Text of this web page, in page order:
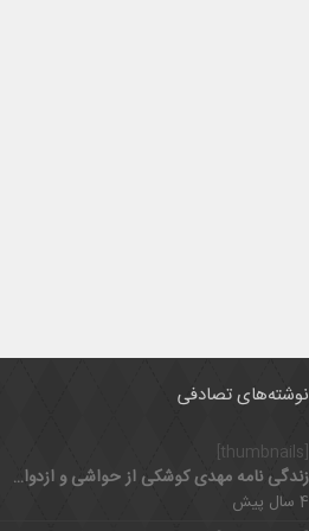
نوشته‌های تصادفی
[thumbnails]
زندگی نامه مهدی کوشکی از حواشی و ازدواج سوم تا زندگی حرفه ای
4 سال پیش